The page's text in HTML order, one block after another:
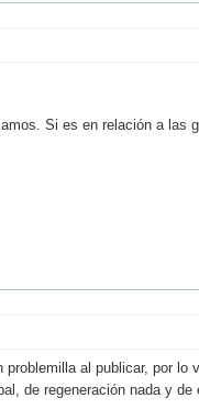
Si es en relación a las
al publicar, por lo
de regeneración nada y de